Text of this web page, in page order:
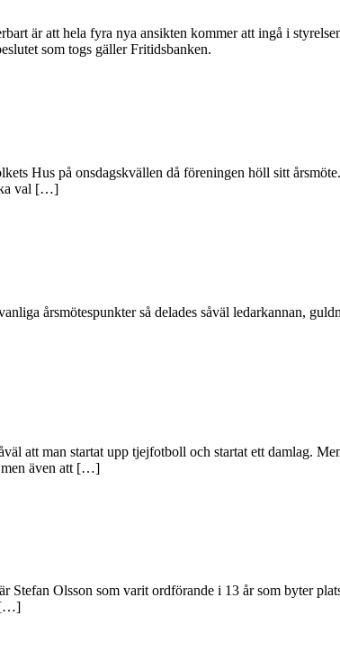
är att hela fyra nya ansikten kommer att ingå i
som togs gäller Fritidsbanken.
Hus på onsdagskvällen då föreningen höll sitt
val […]
årsmötespunkter så delades såväl ledarkannan,
att man startat upp tjejfotboll och startat ett damlag.
men även att […]
Olsson som varit ordförande i 13 år som byter
[…]